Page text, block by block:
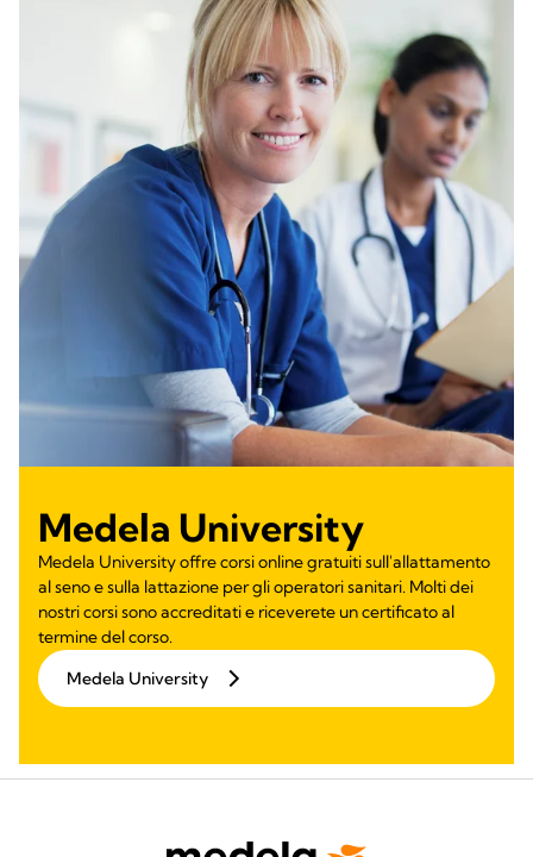
Medela University
Medela University offre corsi online gratuiti sull'allattamento
al seno e sulla lattazione per gli operatori sanitari. Molti dei
nostri corsi sono accreditati e riceverete un certificato al
termine del corso.
Medela University